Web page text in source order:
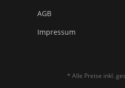
AGB
Impressum
* Alle Preise inkl.